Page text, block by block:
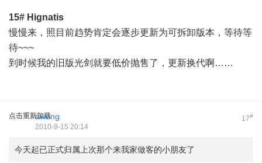
15# Hignatis
慢慢来，照目前趋势肯定会逐步更新为可拆卸版本，等待等
待~~~
到时候我的旧版光剑就要低价抛售了，更新换代啊……
点击重新加载 17#
aweng
2010-9-15 20:14
今天起已正式归属上次那个来我家做客的小朋友了